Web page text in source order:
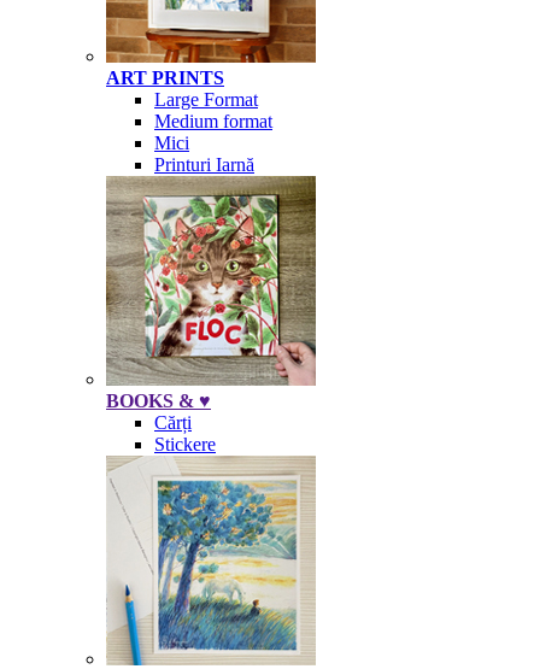
ART PRINTS
Large Format
Medium format
Mici
Printuri Iarnă
BOOKS & ♥
Cărți
Stickere